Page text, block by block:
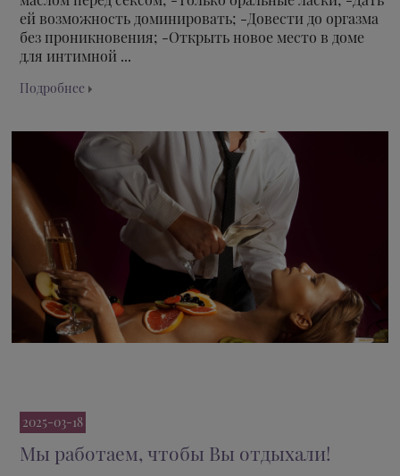
ей возможность доминировать; -Довести до оргазма
без проникновения; -Открыть новое место в доме
для интимной ...
Подробнее
2025-03-18
Мы работаем, чтобы Вы отдыхали!